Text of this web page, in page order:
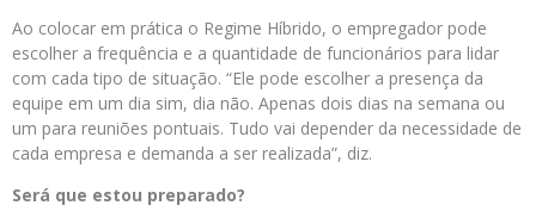
Ao colocar em prática o Regime Híbrido, o empregador pode
escolher a frequência e a quantidade de funcionários para lidar
com cada tipo de situação. “Ele pode escolher a presença da
equipe em um dia sim, dia não. Apenas dois dias na semana ou
um para reuniões pontuais. Tudo vai depender da necessidade de
cada empresa e demanda a ser realizada”, diz.
Será que estou preparado?